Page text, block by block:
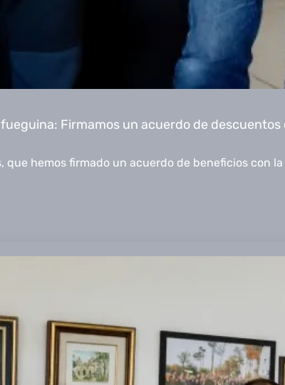
Firmamos un acuerdo de
que hemos firmado un acuerdo de beneficios con